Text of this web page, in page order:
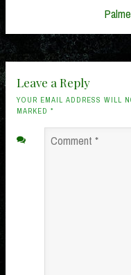
Leave a Reply
YOUR EMAIL ADDRESS WILL
MARKED *
Comment